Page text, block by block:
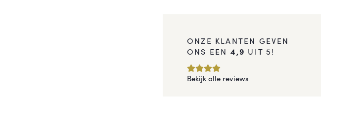
ONZE KLANTEN GEVEN
ONS EEN 4,9 UIT 5!
Bekijk alle reviews